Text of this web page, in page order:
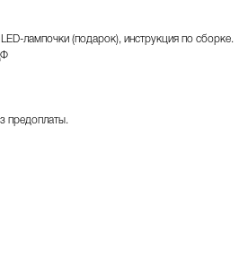
лампочки (подарок), инструкция по сборке.
предоплаты.